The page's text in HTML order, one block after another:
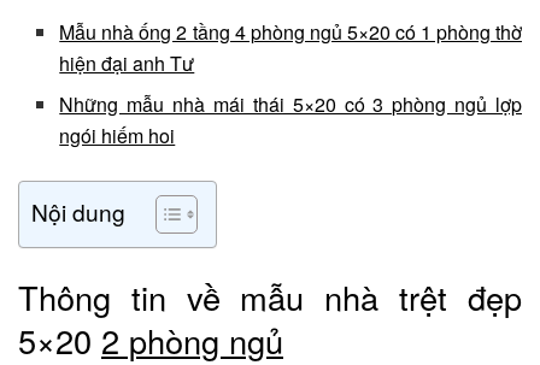
Mẫu nhà ống 2 tầng 4 phòng ngủ 5×20 có 1 phòng thờ
hiện đại anh Tư
Những mẫu nhà mái thái 5×20 có 3 phòng ngủ lợp
ngói hiếm hoi
Nội dung
Thông tin về mẫu nhà trệt đẹp
5×20 2 phòng ngủ